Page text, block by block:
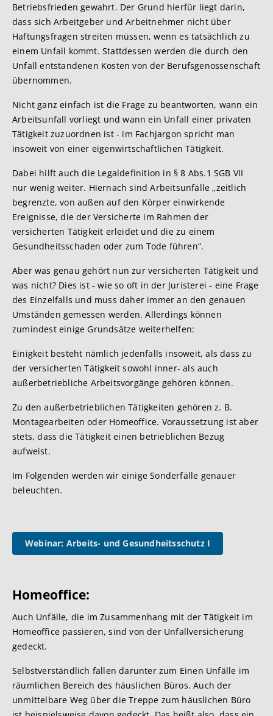
Betriebsfrieden gewahrt. Der Grund hierfür liegt darin,
dass sich Arbeitgeber und Arbeitnehmer nicht über
Haftungsfragen streiten müssen, wenn es tatsächlich zu
einem Unfall kommt. Stattdessen werden die durch den
Unfall entstandenen Kosten von der Berufsgenossenschaft
übernommen.
Nicht ganz einfach ist die Frage zu beantworten, wann ein
Arbeitsunfall vorliegt und wann ein Unfall einer privaten
Tätigkeit zuzuordnen ist - im Fachjargon spricht man
insoweit von einer eigenwirtschaftlichen Tätigkeit.
Dabei hilft auch die Legaldefinition in § 8 Abs.1 SGB VII
nur wenig weiter. Hiernach sind Arbeitsunfälle „zeitlich
begrenzte, von außen auf den Körper einwirkende
Ereignisse, die der Versicherte im Rahmen der
versicherten Tätigkeit erleidet und die zu einem
Gesundheitsschaden oder zum Tode führen“.
Aber was genau gehört nun zur versicherten Tätigkeit und
was nicht? Dies ist - wie so oft in der Juristerei - eine Frage
des Einzelfalls und muss daher immer an den genauen
Umständen gemessen werden. Allerdings können
zumindest einige Grundsätze weiterhelfen:
Einigkeit besteht nämlich jedenfalls insoweit, als dass zu
der versicherten Tätigkeit sowohl inner- als auch
außerbetriebliche Arbeitsvorgänge gehören können.
Zu den außerbetrieblichen Tätigkeiten gehören z. B.
Montagearbeiten oder Homeoffice. Voraussetzung ist aber
stets, dass die Tätigkeit einen betrieblichen Bezug
aufweist.
Im Folgenden werden wir einige Sonderfälle genauer
beleuchten.
Webinar: Arbeits- und Gesundheitsschutz I
Homeoffice:
Auch Unfälle, die im Zusammenhang mit der Tätigkeit im
Homeoffice passieren, sind von der Unfallversicherung
gedeckt.
Selbstverständlich fallen darunter zum Einen Unfälle im
räumlichen Bereich des häuslichen Büros. Auch der
unmittelbare Weg über die Treppe zum häuslichen Büro